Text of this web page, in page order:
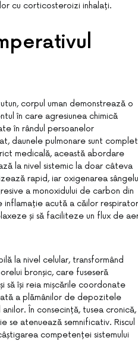
cu corticosteroizi inhalați.
corpul uman demonstrează o
în care agresiunea chimică
în rândul persoanelor
daunele pulmonare sunt complet
medicală, această abordare
la nivel sistemic la doar câteva
rapid, iar oxigenarea
a monoxidului de carbon din
inflamație acută a căilor
și să faciliteze un flux de
la nivel celular, transformând
bronșic, care fuseseră
să își reia mișcările coordonate
a plămânilor de depozitele
În consecință, tusea cronică,
atenuează semnificativ. Riscul
competenței sistemului